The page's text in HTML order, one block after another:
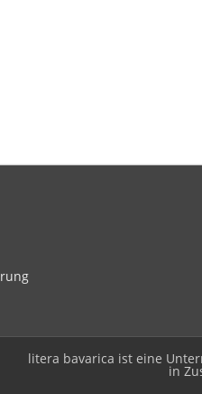
litera bavarica ist eine
in